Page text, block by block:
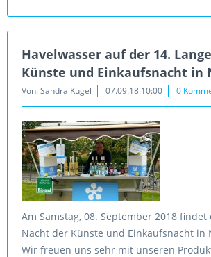
Havelwasser auf der 14.
Künste und Einkaufsnacht in
Von: Sandra Kugel 07.09.18 10:00 0
Am Samstag, 08. September 2018 findet
Nacht der Künste und Einkaufsnacht in
Wir freuen uns sehr mit unseren